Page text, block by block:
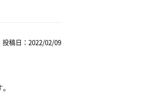
投稿日：2022/02/09